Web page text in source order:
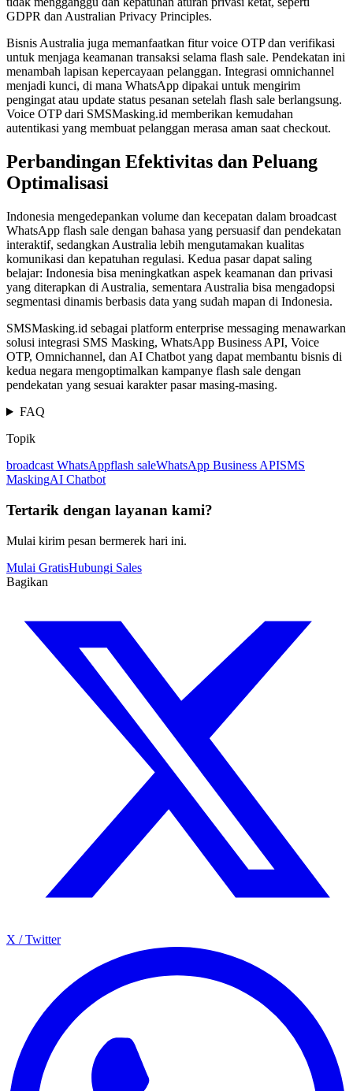
GDPR dan Australian Privacy Principles.
Bisnis Australia juga memanfaatkan fitur voice OTP dan verifikasi
untuk menjaga keamanan transaksi selama flash sale. Pendekatan ini
menambah lapisan kepercayaan pelanggan. Integrasi omnichannel
menjadi kunci, di mana WhatsApp dipakai untuk mengirim
pengingat atau update status pesanan setelah flash sale berlangsung.
Voice OTP dari SMSMasking.id memberikan kemudahan
autentikasi yang membuat pelanggan merasa aman saat checkout.
Perbandingan Efektivitas dan Peluang
Optimalisasi
Indonesia mengedepankan volume dan kecepatan dalam broadcast
WhatsApp flash sale dengan bahasa yang persuasif dan pendekatan
interaktif, sedangkan Australia lebih mengutamakan kualitas
komunikasi dan kepatuhan regulasi. Kedua pasar dapat saling
belajar: Indonesia bisa meningkatkan aspek keamanan dan privasi
yang diterapkan di Australia, sementara Australia bisa mengadopsi
segmentasi dinamis berbasis data yang sudah mapan di Indonesia.
SMSMasking.id sebagai platform enterprise messaging menawarkan
solusi integrasi SMS Masking, WhatsApp Business API, Voice
OTP, Omnichannel, dan AI Chatbot yang dapat membantu bisnis di
kedua negara mengoptimalkan kampanye flash sale dengan
pendekatan yang sesuai karakter pasar masing-masing.
FAQ
Topik
broadcast WhatsAppflash saleWhatsApp Business APISMS
MaskingAI Chatbot
Tertarik dengan layanan kami?
Mulai kirim pesan bermerek hari ini.
Mulai GratisHubungi Sales
Bagikan
X / Twitter